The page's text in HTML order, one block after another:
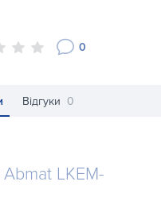
0
Відгуки 0
LKEM-